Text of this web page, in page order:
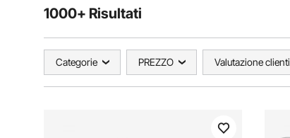
1000+ Risultati
Categorie PREZZO Valutazione clienti